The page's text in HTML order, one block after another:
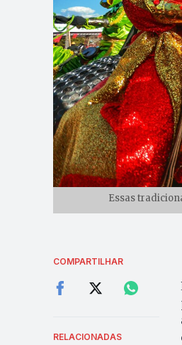
Essas
COMPARTILHAR
RELACIONADAS